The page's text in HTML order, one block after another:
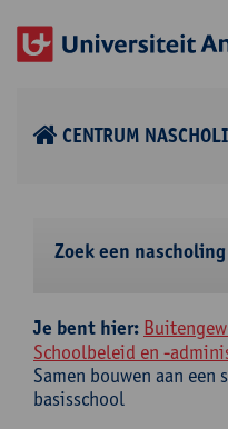
CENTRUM
Zoek een nascholing
Je bent hier:
Schoolbeleid en -
Samen bouwen aan
basisschool